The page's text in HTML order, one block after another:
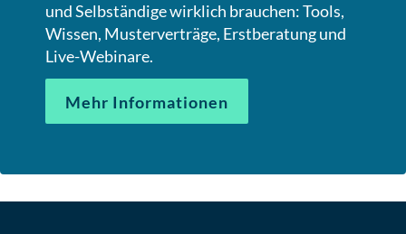
und Selbständige wirklich brauchen: Tools,
Wissen, Musterverträge, Erstberatung und
Live-Webinare.
Mehr Informationen